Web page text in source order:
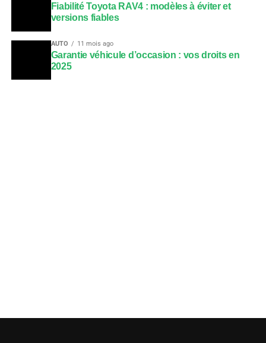
Fiabilité Toyota RAV4 : modèles à éviter et
versions fiables
AUTO 11 mois ago
Garantie véhicule d’occasion : vos droits en
2025